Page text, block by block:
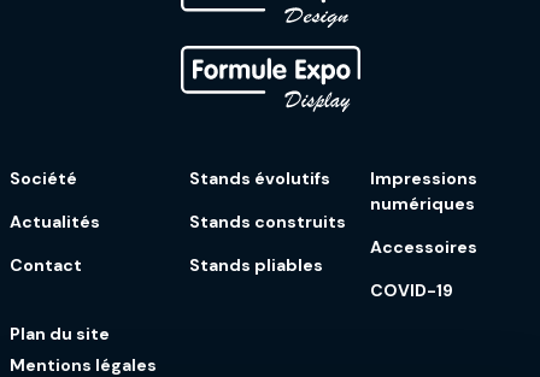
Société
Actualités
Contact
Stands évolutifs
Stands construits
Stands pliables
Impressions
numériques
Accessoires
COVID-19
Plan du site
Mentions légales